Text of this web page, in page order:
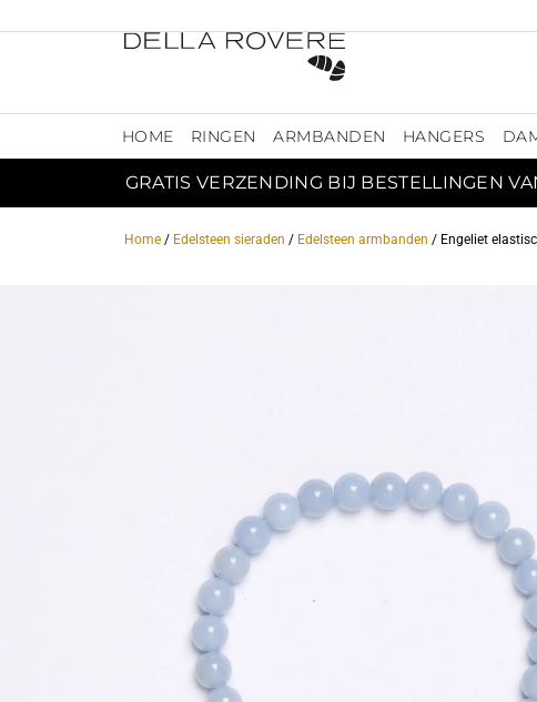
HOME RINGEN ARMBANDEN HANGERS
GRATIS VERZENDING BIJ BESTELLINGEN
Home / Edelsteen sieraden / Edelsteen armbanden / Engeliet